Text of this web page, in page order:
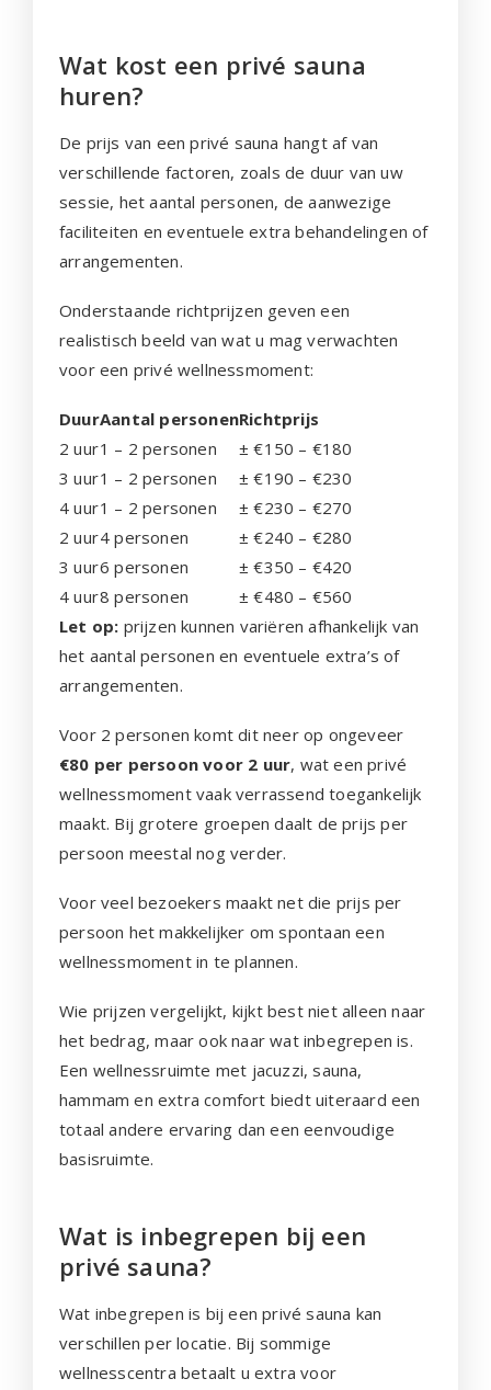
Wat kost een privé sauna
huren?
De prijs van een privé sauna hangt af van
verschillende factoren, zoals de duur van uw
sessie, het aantal personen, de aanwezige
faciliteiten en eventuele extra behandelingen of
arrangementen.
Onderstaande richtprijzen geven een
realistisch beeld van wat u mag verwachten
voor een privé wellnessmoment:
DuurAantal personenRichtprijs
2 uur1 – 2 personen
± €150 – €180
3 uur1 – 2 personen
± €190 – €230
4 uur1 – 2 personen
± €230 – €270
2 uur4 personen
± €240 – €280
3 uur6 personen
± €350 – €420
4 uur8 personen
± €480 – €560
Let op: prijzen kunnen variëren afhankelijk van
het aantal personen en eventuele extra’s of
arrangementen.
Voor 2 personen komt dit neer op ongeveer
€80 per persoon voor 2 uur, wat een privé
wellnessmoment vaak verrassend toegankelijk
maakt. Bij grotere groepen daalt de prijs per
persoon meestal nog verder.
Voor veel bezoekers maakt net die prijs per
persoon het makkelijker om spontaan een
wellnessmoment in te plannen.
Wie prijzen vergelijkt, kijkt best niet alleen naar
het bedrag, maar ook naar wat inbegrepen is.
Een wellnessruimte met jacuzzi, sauna,
hammam en extra comfort biedt uiteraard een
totaal andere ervaring dan een eenvoudige
basisruimte.
Wat is inbegrepen bij een
privé sauna?
Wat inbegrepen is bij een privé sauna kan
verschillen per locatie. Bij sommige
wellnesscentra betaalt u extra voor